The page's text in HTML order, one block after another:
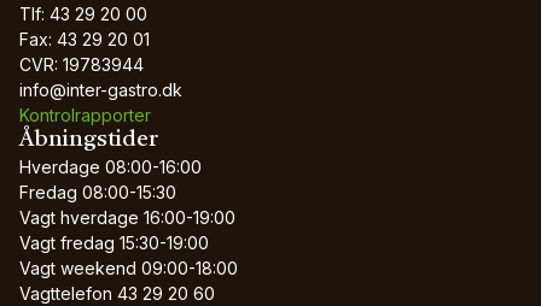
Tlf: 43 29 20 00
Fax: 43 29 20 01
CVR: 19783944
info@inter-gastro.dk
Kontrolrapporter
Åbningstider
Hverdage 08:00-16:00
Fredag 08:00-15:30
Vagt hverdage 16:00-19:00
Vagt fredag 15:30-19:00
Vagt weekend 09:00-18:00
Vagttelefon 43 29 20 60